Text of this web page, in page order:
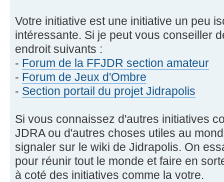
Votre initiative est une initiative un peu
intéressante. Si je peut vous conseiller
endroit suivants :
- Forum de la FFJDR section amateur
- Forum de Jeux d'Ombre
- Section portail du projet Jidrapolis
Si vous connaissez d'autres initiatives
JDRA ou d'autres choses utiles au
signaler sur le wiki de Jidrapolis. On
pour réunir tout le monde et faire en
à coté des initiatives comme la votre.